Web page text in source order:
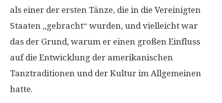
als einer der ersten Tänze, die in die Vereinigten
Staaten „gebracht“ wurden, und vielleicht war
das der Grund, warum er einen großen Einfluss
auf die Entwicklung der amerikanischen
Tanztraditionen und der Kultur im Allgemeinen
hatte.